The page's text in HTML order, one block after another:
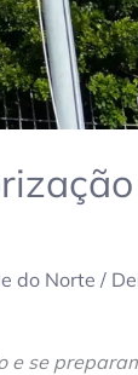
do Norte /
e se